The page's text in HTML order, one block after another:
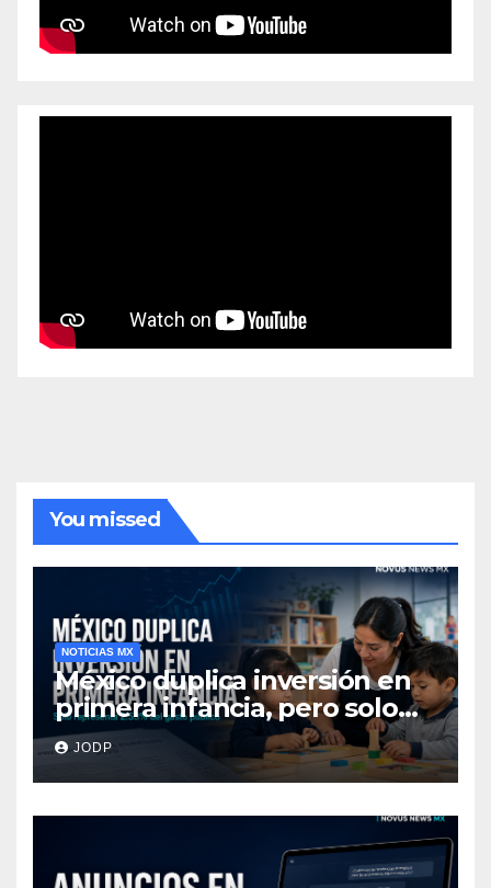
You missed
NOTICIAS MX
México duplica inversión en
primera infancia, pero solo
destina 2.53% del gasto
público
JODP